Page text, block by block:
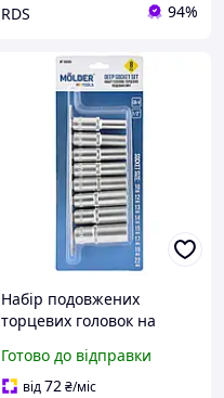
RDS 94%
Набір подовжених
торцевих головок на
CR-V 10-22мм 8шт
Готово до відправки
від72₴/міс